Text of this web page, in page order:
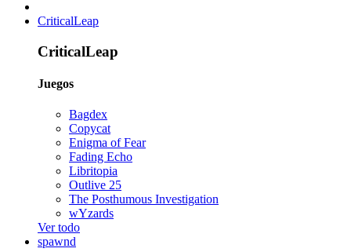
CriticalLeap
CriticalLeap
Juegos
Bagdex
Copycat
Enigma of Fear
Fading Echo
Libritopia
Outlive 25
The Posthumous Investigation
wYzards
Ver todo
spawnd